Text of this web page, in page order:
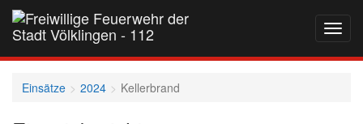
auf-
und
Einsätze 2024 Kellerbrand